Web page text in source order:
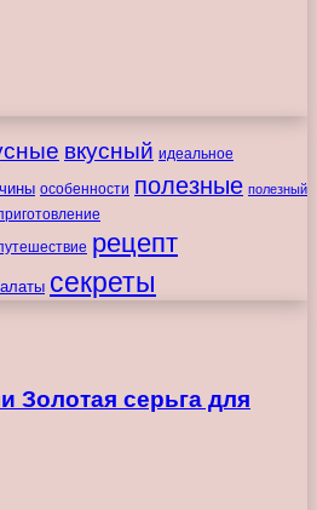
вкусный идеальное
особенности полезные полезный
рецепт
секреты
Золотая серьга для